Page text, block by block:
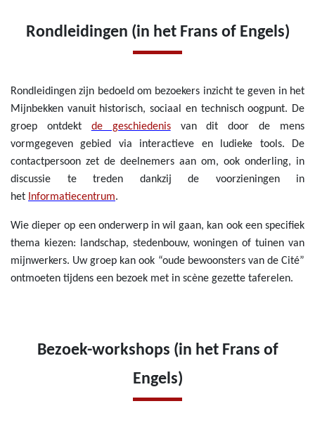
Rondleidingen (in het Frans of Engels)
Rondleidingen zijn bedoeld om bezoekers inzicht te geven in het
Mijnbekken vanuit historisch, sociaal en technisch oogpunt. De
groep ontdekt de geschiedenisvan dit door de mens
vormgegeven gebied via interactieve en ludieke tools. De
contactpersoon zet de deelnemers aan om, ook onderling, in
discussie te treden dankzij de voorzieningen in
het Informatiecentrum.
Wie dieper op een onderwerp in wil gaan, kan ook een specifiek
thema kiezen: landschap, stedenbouw, woningen of tuinen van
mijnwerkers. Uw groep kan ook “oude bewoonsters van de Cité”
ontmoeten tijdens een bezoek met in scène gezette taferelen.
Bezoek-workshops (in het Frans of
Engels)